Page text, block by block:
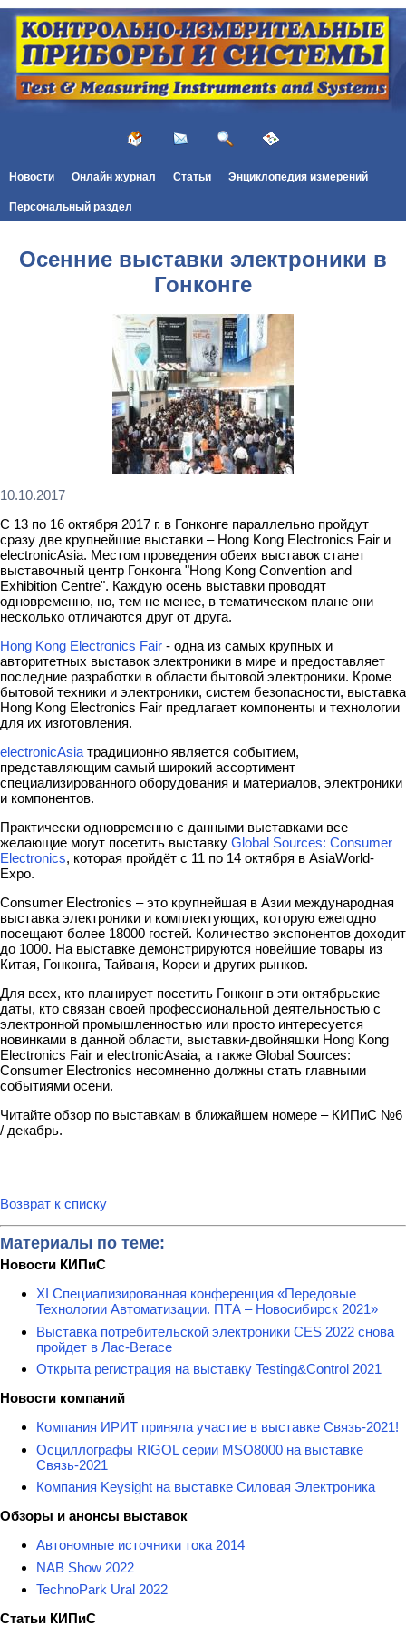
Новости Онлайн журнал Статьи Энциклопедия измерений
Персональный раздел
Осенние выставки электроники в
Гонконге
10.10.2017
С 13 по 16 октября 2017 г. в Гонконге параллельно пройдут
сразу две крупнейшие выставки – Hong Kong Electronics Fair и
electronicAsia. Местом проведения обеих выставок станет
выставочный центр Гонконга "Hong Kong Convention and
Exhibition Centre". Каждую осень выставки проводят
одновременно, но, тем не менее, в тематическом плане они
несколько отличаются друг от друга.
Hong Kong Electronics Fair - одна из самых крупных и
авторитетных выставок электроники в мире и предоставляет
последние разработки в области бытовой электроники. Кроме
бытовой техники и электроники, систем безопасности, выставка
Hong Kong Electronics Fair предлагает компоненты и технологии
для их изготовления.
electronicAsia традиционно является событием,
представляющим самый широкий ассортимент
специализированного оборудования и материалов, электроники
и компонентов.
Практически одновременно с данными выставками все
желающие могут посетить выставку Global Sources: Consumer
Electronics, которая пройдёт с 11 по 14 октября в AsiaWorld-
Expo.
Consumer Electronics – это крупнейшая в Азии международная
выставка электроники и комплектующих, которую ежегодно
посещают более 18000 гостей. Количество экспонентов доходит
до 1000. На выставке демонстрируются новейшие товары из
Китая, Гонконга, Тайваня, Кореи и других рынков.
Для всех, кто планирует посетить Гонконг в эти октябрьские
даты, кто связан своей профессиональной деятельностью с
электронной промышленностью или просто интересуется
новинками в данной области, выставки-двойняшки Hong Kong
Electronics Fair и electronicAsaia, а также Global Sources:
Consumer Electronics несомненно должны стать главными
событиями осени.
Читайте обзор по выставкам в ближайшем номере – КИПиС №6
/ декабрь.
Возврат к списку
Материалы по теме:
Новости КИПиС
XI Специализированная конференция «Передовые
Технологии Автоматизации. ПТА – Новосибирск 2021»
Выставка потребительской электроники CES 2022 снова
пройдет в Лас-Вегасе
Открыта регистрация на выставку Testing&Сontrol 2021
Новости компаний
Компания ИРИТ приняла участие в выставке Связь-2021!
Осциллографы RIGOL серии MSO8000 на выставке
Связь-2021
Компания Keysight на выставке Силовая Электроника
Обзоры и анонсы выставок
Автономные источники тока 2014
NAB Show 2022
TechnoPark Ural 2022
Статьи КИПиС